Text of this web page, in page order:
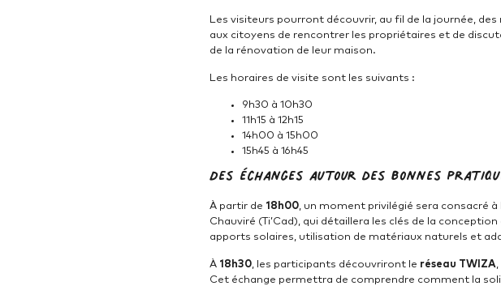
Les visiteurs pourront découvrir, au fil de la journée,
aux citoyens de rencontrer les propriétaires et de
de la rénovation de leur maison.
Les horaires de visite sont les suivants :
9h30 à 10h30
11h15 à 12h15
14h00 à 15h00
15h45 à 16h45
Des échanges autour des bonnes
À partir de 18h00, un moment privilégié sera consacré
Chauviré (Ti’Cad), qui détaillera les clés de la
apports solaires, utilisation de matériaux naturels et
À 18h30 , les participants découvriront le réseau TWIZA
Cet échange permettra de comprendre comment la